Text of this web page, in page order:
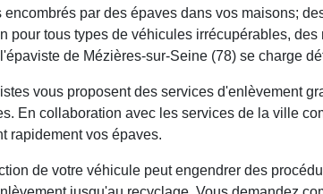
encombrés par des épaves dans vos maisons;
pour tous types de véhicules irrécupérables,
de Mézières-sur-Seine (78) se charge
vous proposent des services d'enlèvement
En collaboration avec les services de la ville
rapidement vos épaves.
de votre véhicule peut engendrer des